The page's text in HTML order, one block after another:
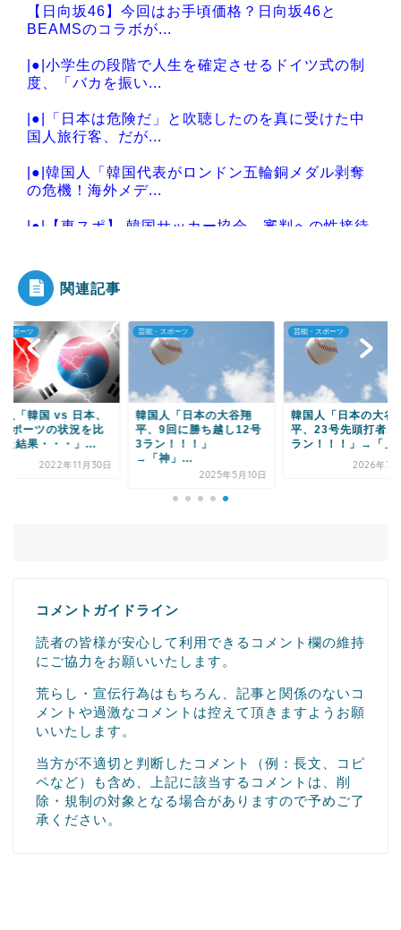
【日向坂46】今回はお手頃価格？日向坂46と
BEAMSのコラボが...
|●|小学生の段階で人生を確定させるドイツ式の制
度、「バカを振い...
|●|「日本は危険だ」と吹聴したのを真に受けた中
国人旅行客、だが...
|●|韓国人「韓国代表がロンドン五輪銅メダル剥奪
の危機！海外メデ...
|●|【東スポ】 韓国サッカー協会 審判への性接待
Powered by livedoor 相互RSS
関連記事
スポーツ
人「日本の大谷翔
9回に勝ち越し12号
！！！」
芸能・スポーツ
韓国人「日本の大谷翔
平、23号先頭打者ホーム
ラン！！！」→「」
芸能・スポーツ
韓国人「バイエルン
ップした日本ツアー
スターをご覧くださ
コメントガイドライン
読者の皆様が安心して利用できるコメント欄の維持
にご協力をお願いいたします。
荒らし・宣伝行為はもちろん、記事と関係のないコ
メントや過激なコメントは控えて頂きますようお願
いいたします。
当方が不適切と判断したコメント（例：長文、コピ
ペなど）も含め、上記に該当するコメントは、削
除・規制の対象となる場合がありますので予めご了
承ください。